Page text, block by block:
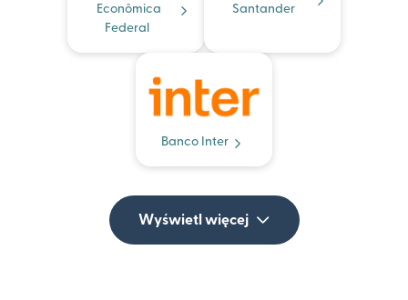
Econômica
Federal
Santander
Banco Inter
Wyświetl więcej